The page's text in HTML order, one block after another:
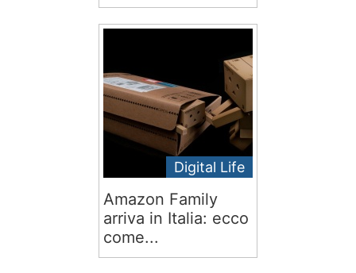
Digital Life
Amazon Family
arriva in Italia: ecco
come...